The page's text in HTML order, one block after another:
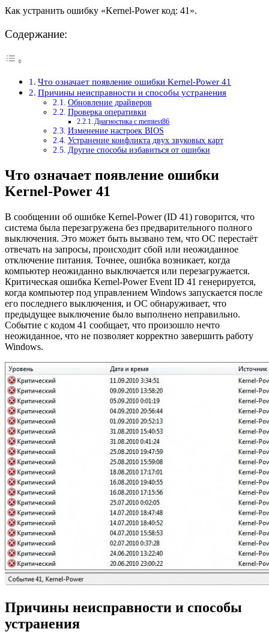
Как устранить ошибку «Kernel-Power код: 41».
Содержание:
Что означает появление ошибки Kernel-Power 41
Причины неисправности и способы устранения
Обновление драйверов
Проверка оперативки
Диагностика с memtest86
Изменение настроек BIOS
Устранение конфликта двух звуковых карт
Другие способы избавиться от ошибки
Что означает появление ошибки
Kernel-Power 41
В сообщении об ошибке Kernel-Power (ID 41) говорится, что
система была перезагружена без предварительного полного
выключения. Это может быть вызвано тем, что ОС перестаёт
отвечать на запросы, происходит сбой или неожиданное
отключение питания. Точнее, ошибка возникает, когда
компьютер неожиданно выключается или перезагружается.
Критическая ошибка Kernel-Power Event ID 41 генерируется,
когда компьютер под управлением Windows запускается после
его последнего выключения, и ОС обнаруживает, что
предыдущее выключение было выполнено неправильно.
Событие с кодом 41 сообщает, что произошло нечто
неожиданное, что не позволяет корректно завершить работу
Windows.
Причины неисправности и способы
устранения